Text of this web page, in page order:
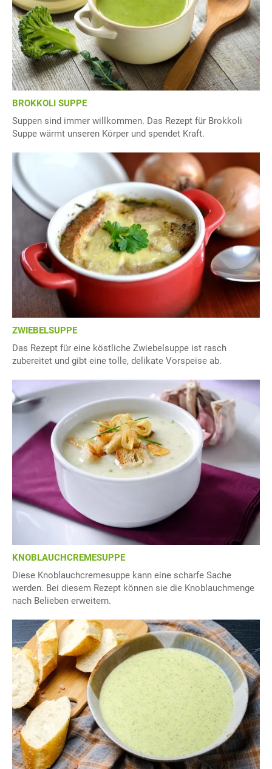
BROKKOLI SUPPE
Suppen sind immer willkommen. Das Rezept für Brokkoli
Suppe wärmt unseren Körper und spendet Kraft.
ZWIEBELSUPPE
Das Rezept für eine köstliche Zwiebelsuppe ist rasch
zubereitet und gibt eine tolle, delikate Vorspeise ab.
KNOBLAUCHCREMESUPPE
Diese Knoblauchcremesuppe kann eine scharfe Sache
werden. Bei diesem Rezept können sie die Knoblauchmenge
nach Belieben erweitern.